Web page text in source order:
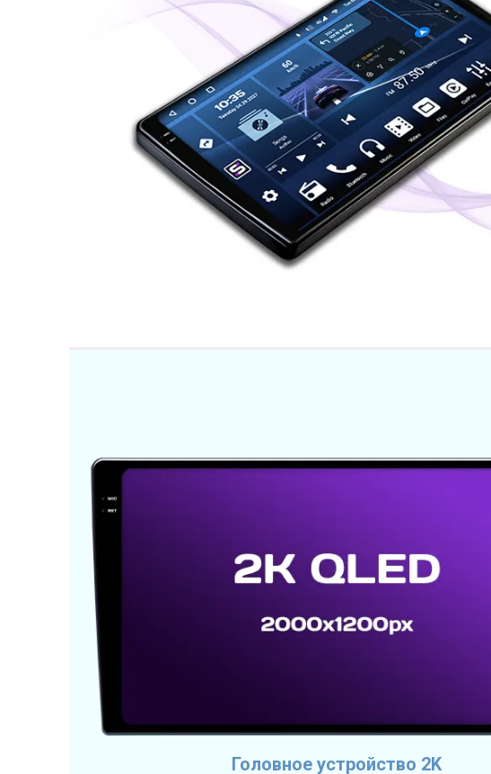
Головное устройство 2K